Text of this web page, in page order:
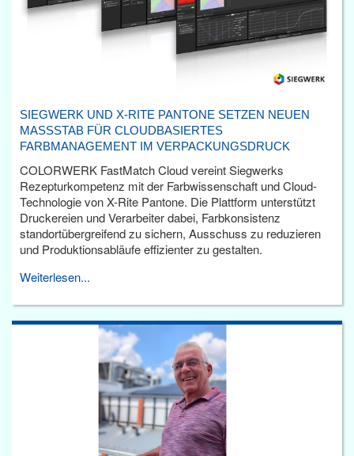
SIEGWERK UND X-RITE PANTONE SETZEN NEUEN
MASSSTAB FÜR CLOUDBASIERTES F
ARBMANAGEMENT IM VERPACKUNGSDRUCK
COLORWERK FastMatch Cloud vereint Siegwerks
Rezepturkompetenz mit der Farbwissenschaft und Cloud-
Technologie von X-Rite Pantone. Die Plattform unterstützt
Druckereien und Verarbeiter dabei, Farbkonsistenz
standortübergreifend zu sichern, Ausschuss zu reduzieren
und Produktionsabläufe effizienter zu gestalten.
Weiterlesen...